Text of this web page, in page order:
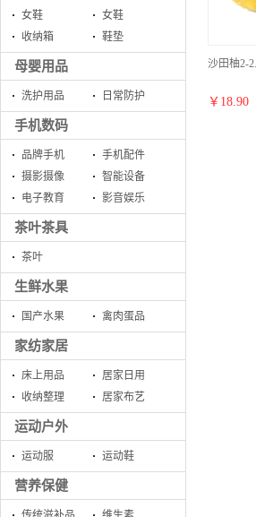
女鞋
女鞋
收纳箱
鞋垫
母婴用品
洗护用品 日常防护
手机数码
品牌手机
手机配件
摄影摄像
智能设备
电子教育
影音娱乐
茶叶茶具
茶叶
生鲜水果
国产水果 禽肉蛋品
家纺家居
床上用品
居家日用
收纳整理
居家布艺
运动户外
运动服 运动鞋
营养保健
沙田柚2-
￥ 18.90